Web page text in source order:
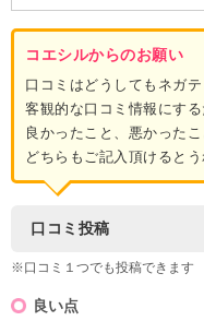
コエシルからのお願い
口コミはどうしてもネガ
客観的な口コミ情報にする
良かったこと、悪かったこ
どちらもご記入頂けると
口コミ投稿
※口コミ１つでも投稿できます
良い点